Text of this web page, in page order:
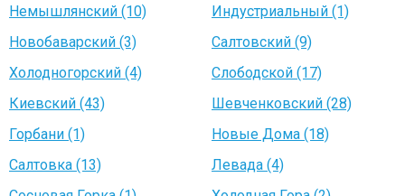
Немышлянский (10)
Индустриальный (1)
Новобаварский (3)
Салтовский (9)
Холодногорский (4)
Слободской (17)
Киевский (43)
Шевченковский (28)
Горбани (1)
Новые Дома (18)
Салтовка (13)
Левада (4)